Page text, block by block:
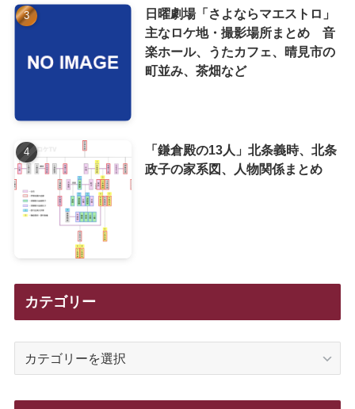
日曜劇場「さよならマエストロ」
主なロケ地・撮影場所まとめ 音
楽ホール、うたカフェ、晴見市の
町並み、茶畑など
「鎌倉殿の13人」北条義時、北条
政子の家系図、人物関係まとめ
カテゴリー